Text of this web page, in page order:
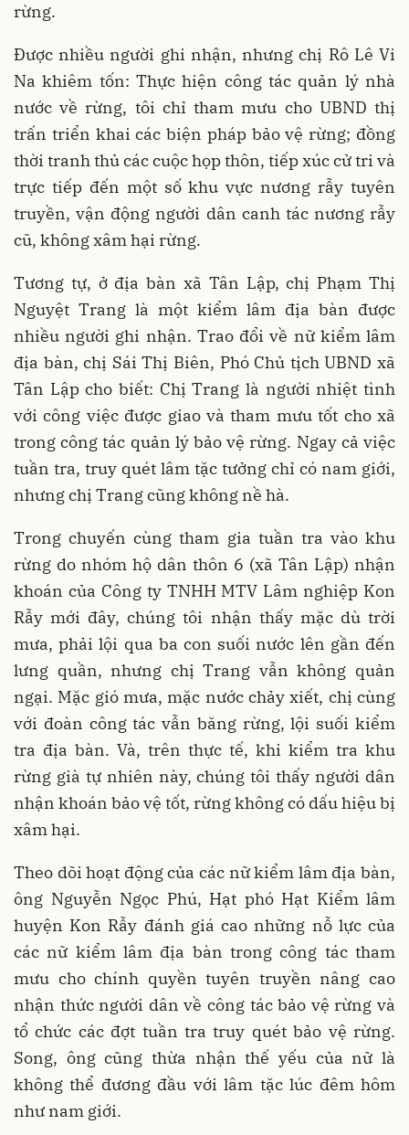
rừng.
Được nhiều người ghi nhận, nhưng chị Rô Lê Vi
Na khiêm tốn: Thực hiện công tác quản lý nhà
nước về rừng, tôi chỉ tham mưu cho UBND thị
trấn triển khai các biện pháp bảo vệ rừng; đồng
thời tranh thủ các cuộc họp thôn, tiếp xúc cử tri và
trực tiếp đến một số khu vực nương rẫy tuyên
truyền, vận động người dân canh tác nương rẫy
cũ, không xâm hại rừng.
Tương tự, ở địa bàn xã Tân Lập, chị Phạm Thị
Nguyệt Trang là một kiểm lâm địa bàn được
nhiều người ghi nhận. Trao đổi về nữ kiểm lâm
địa bàn, chị Sái Thị Biên, Phó Chủ tịch UBND xã
Tân Lập cho biết: Chị Trang là người nhiệt tình
với công việc được giao và tham mưu tốt cho xã
trong công tác quản lý bảo vệ rừng. Ngay cả việc
tuần tra, truy quét lâm tặc tưởng chỉ có nam giới,
nhưng chị Trang cũng không nề hà.
Trong chuyến cùng tham gia tuần tra vào khu
rừng do nhóm hộ dân thôn 6 (xã Tân Lập) nhận
khoán của Công ty TNHH MTV Lâm nghiệp Kon
Rẫy mới đây, chúng tôi nhận thấy mặc dù trời
mưa, phải lội qua ba con suối nước lên gần đến
lưng quần, nhưng chị Trang vẫn không quản
ngại. Mặc gió mưa, mặc nước chảy xiết, chị cùng
với đoàn công tác vẫn băng rừng, lội suối kiểm
tra địa bàn. Và, trên thực tế, khi kiểm tra khu
rừng già tự nhiên này, chúng tôi thấy người dân
nhận khoán bảo vệ tốt, rừng không có dấu hiệu bị
xâm hại.
Theo dõi hoạt động của các nữ kiểm lâm địa bàn,
ông Nguyễn Ngọc Phú, Hạt phó Hạt Kiểm lâm
huyện Kon Rẫy đánh giá cao những nỗ lực của
các nữ kiểm lâm địa bàn trong công tác tham
mưu cho chính quyền tuyên truyền nâng cao
nhận thức người dân về công tác bảo vệ rừng và
tổ chức các đợt tuần tra truy quét bảo vệ rừng.
Song, ông cũng thừa nhận thế yếu của nữ là
không thể đương đầu với lâm tặc lúc đêm hôm
như nam giới.